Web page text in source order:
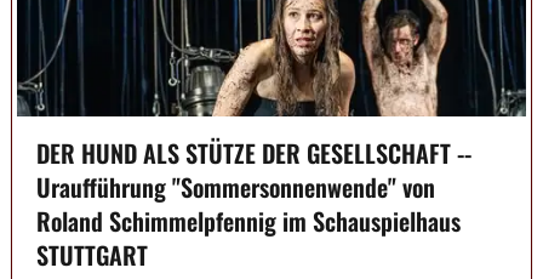
DER HUND ALS STÜTZE DER GESELLSCHAFT --
Uraufführung "Sommersonnenwende" von
Roland Schimmelpfennig im Schauspielhaus
STUTTGART